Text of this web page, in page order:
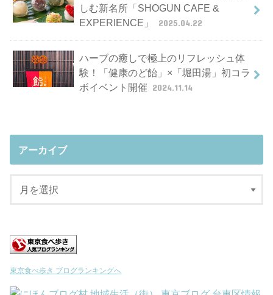
しむ新名所「SHOGUN CAFE &
EXPERIENCE」
2025.04.22
ハーブの癒しで極上のリフレッシュ体
験！「健康のど飴」×「堀田湯」初コラ
ボイベント開催 2024.11.14
アーカイブ
東京食べ歩き ブログランキングへ